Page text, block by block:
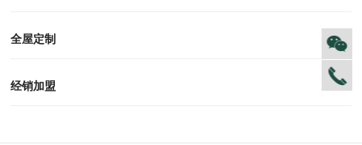
售后服务
防伪识别
投诉建议
全屋定制
风格定制
空间定制
户型案例
材质展示
预约量尺
经销加盟